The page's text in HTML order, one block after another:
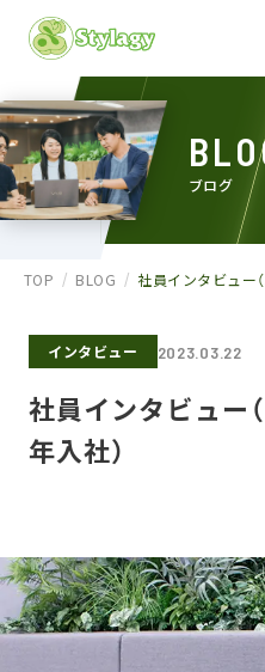
ブログ
TOP BLOG 社員インタビュー
インタビュー 2023.03.22
社員インタビュー
年入社）